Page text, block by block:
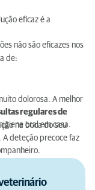
eficaz é a
não são eficazes nos
de:
dolorosa. A melhor
regulares de
oral em casa.
na boca do seu
. A deteção precoce faz